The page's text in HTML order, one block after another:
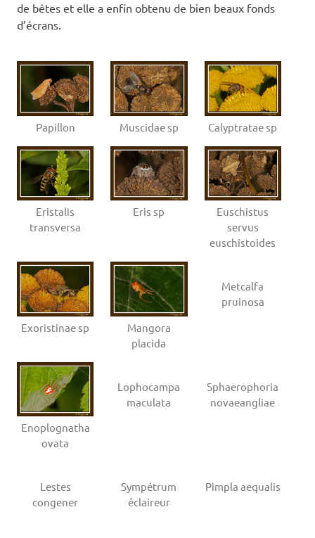
de bêtes et elle a enfin obtenu de bien beaux fonds
d’écrans.
Papillon Muscidae sp Calyptratae sp
Eristalis
transversa
Eris sp
Euschistus
servus
euschistoides
Exoristinae sp
Mangora
placida
Metcalfa
pruinosa
Enoplognatha
ovata
Lophocampa
maculata
Sphaerophoria
novaeangliae
Lestes
congener
Sympétrum
éclaireur
Pimpla aequalis